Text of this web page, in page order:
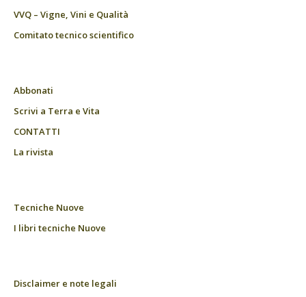
VVQ – Vigne, Vini e Qualità
Comitato tecnico scientifico
Abbonati
Scrivi a Terra e Vita
CONTATTI
La rivista
Tecniche Nuove
I libri tecniche Nuove
Disclaimer e note legali